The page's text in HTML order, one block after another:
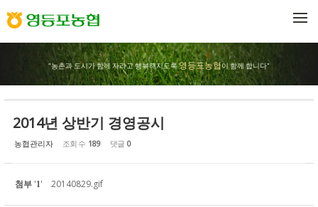
"농촌과 도시가 함께 자라고 행복해지도록영등포농협이 함께 합니다"
2014년 상반기 경영공시
농협관리자 조회 수 189 댓글 0
첨부 '1' 20140829.gif